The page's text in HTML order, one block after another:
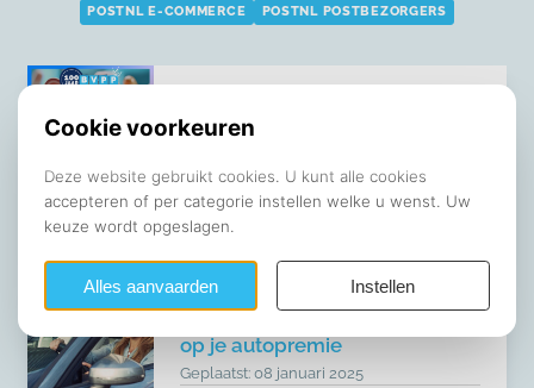
POSTNL E-COMMERCE
POSTNL POSTBEZORGERS
collectiviteitskorting op je
Geplaatst: 25 november 2025
LEDENVOORDEEL
op je autopremie
Geplaatst: 08 januari 2025